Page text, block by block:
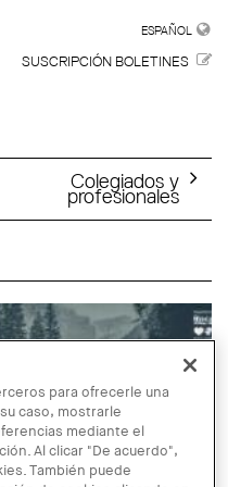
ESPAÑOL
SUSCRIPCIÓN BOLETINES
Colegiados y
profesionales
para ofrecerle una
caso, mostrarle
mediante el
Al clicar "De acuerdo",
También puede